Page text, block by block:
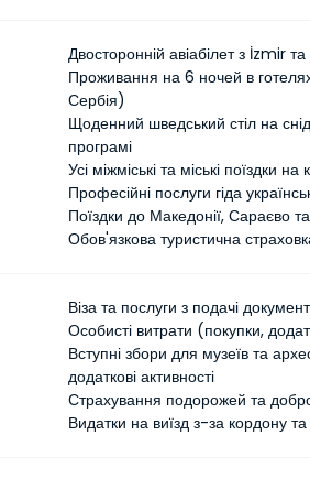
Двосторонній авіабілет з İzmir
Проживання на 6 ночей в
Сербія)
Щоденний шведський стіл на
програмі
Усі міжміські та міські поїздки
Професійні послуги гіда
Поїздки до Македонії, Сараєво
Обов'язкова туристична
Віза та послуги з подачі
Особисті витрати (покупки,
Вступні збори для музеїв та
додаткові активності
Страхування подорожей та
Видатки на виїзд з-за кордону